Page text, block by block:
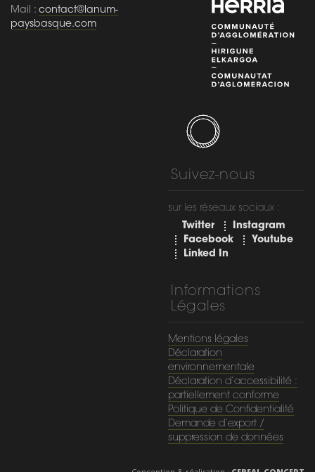
Mail : contact@lanum-
paysbasque.com
Suivez-nous
sur les réseaux sociaux :
Twitter
Instagram
Facebook
Youtube
Linked In
Informations
Légales
Mentions légales
Déclaration
environnementale
Déclaration d’accessibilité :
partiellement conforme
Politique de Confidentialité
Demande d’export /
suppression de données